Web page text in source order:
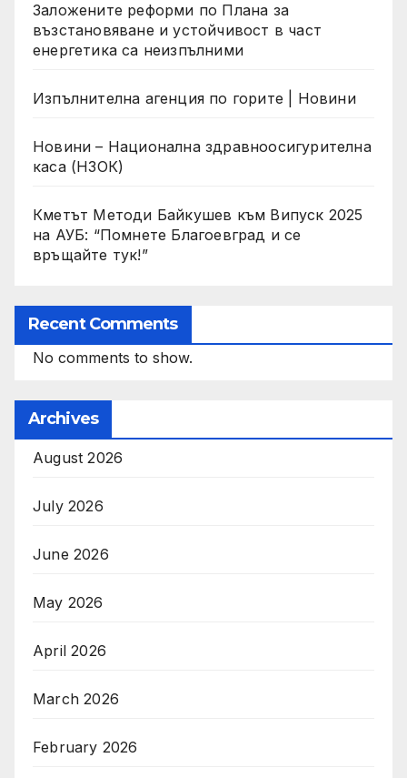
Заложените реформи по Плана за
възстановяване и устойчивост в част
енергетика са неизпълними
Изпълнителна агенция по горите | Новини
Новини – Национална здравноосигурителна
каса (НЗОК)
Кметът Методи Байкушев към Випуск 2025
на АУБ: “Помнете Благоевград и се
връщайте тук!”
Recent Comments
No comments to show.
Archives
August 2026
July 2026
June 2026
May 2026
April 2026
March 2026
February 2026